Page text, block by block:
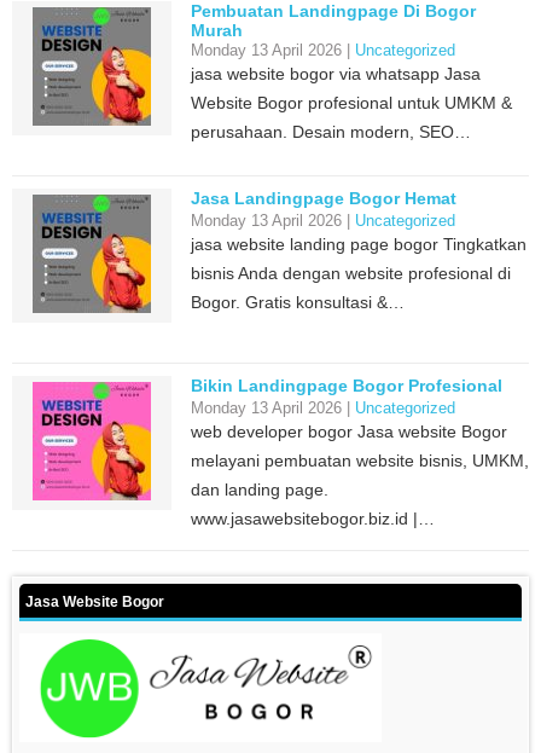
Pembuatan Landingpage Di Bogor
Murah
Monday 13 April 2026 | Uncategorized
jasa website bogor via whatsapp Jasa
Website Bogor profesional untuk UMKM &
perusahaan. Desain modern, SEO…
Jasa Landingpage Bogor Hemat
Monday 13 April 2026 | Uncategorized
jasa website landing page bogor Tingkatkan
bisnis Anda dengan website profesional di
Bogor. Gratis konsultasi &…
Bikin Landingpage Bogor Profesional
Monday 13 April 2026 | Uncategorized
web developer bogor Jasa website Bogor
melayani pembuatan website bisnis, UMKM,
dan landing page.
www.jasawebsitebogor.biz.id |…
Jasa Website Bogor